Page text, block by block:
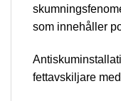
som innehåller
fettavskiljare